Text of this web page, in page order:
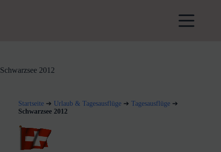
Schwarzsee 2012
Startseite➔ Urlaub & Tagesausflüge➔ Tagesausflüge➔
Schwarzsee 2012